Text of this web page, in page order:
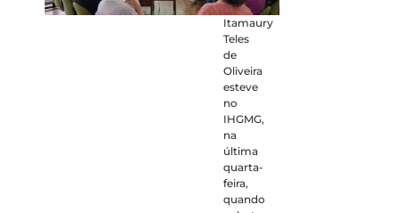
Itamaury
Teles
de
Oliveira
esteve
no
IHGMG,
na
última
quarta-
feira,
quando